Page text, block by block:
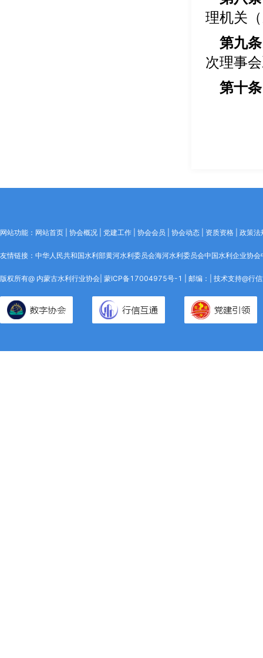
理机关
第九条
次理事
第十条
网站功能：网站首页 | 协会概况 | 党建工作 | 协会会员 | 协会动态 | 资质资格 | 政策
友情链接：中华人民共和国水利部黄河水利委员会海河水利委员会中国水利企业协会
版权所有@ 内蒙古水利行业协会| 蒙ICP备17004975号-1 | 邮编：| 技术支持@行